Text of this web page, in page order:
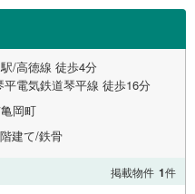
/高徳線 徒歩4分
電気鉄道琴平線 徒歩16分
岡町
建て/鉄骨
掲載物件 1件